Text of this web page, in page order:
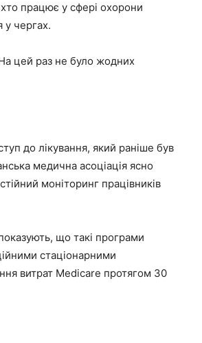
працює у сфері охорони
у чергах.
цей раз не було жодних
до лікування, який раніше був
медична асоціація ясно
моніторинг працівників
що такі програми
стаціонарними
витрат Medicare протягом 30